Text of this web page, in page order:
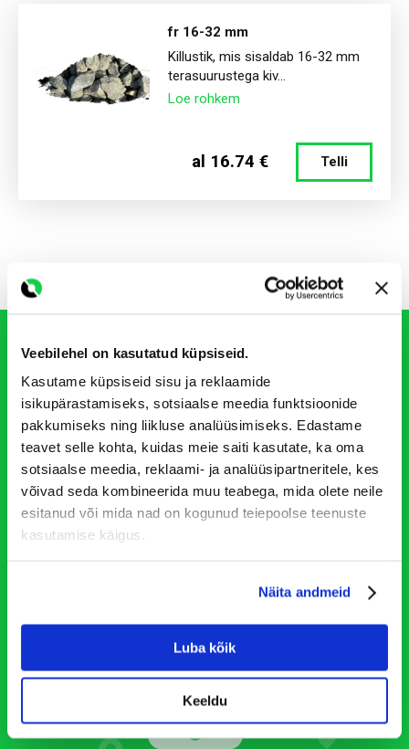
Veebilehel on kasutatud küpsiseid.
Kasutame küpsiseid sisu ja reklaamide
isikupärastamiseks, sotsiaalse meedia funktsioonide
pakkumiseks ning liikluse analüüsimiseks. Edastame
teavet selle kohta, kuidas meie saiti kasutate, ka oma
sotsiaalse meedia, reklaami- ja analüüsipartneritele, kes
võivad seda kombineerida muu teabega, mida olete neile
esitanud või mida nad on kogunud teiepoolse teenuste
kasutamise käigus.
Näita andmeid
Luba kõik
Keeldu
Muld
fr 16-32 mm
Killustik, mis sisaldab 16-32 mm
terasuurustega kiv...
Loe rohkem
al 16.74 € Telli
Roadly PRO kasutaja
Jälgi oma tellimusi ning ole kursis Roadly
parimate pakkumiste ja uute piirkondade
avamisega.
Registreeri